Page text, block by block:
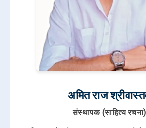
अमित राज
संस्थापक (साहित्य रचना)